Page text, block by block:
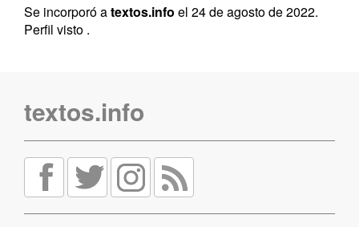
Se incorporó atextos.info el 24 de agosto de 2022.
Perfil visto .
textos.info